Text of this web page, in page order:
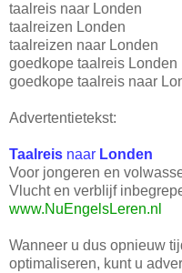
taalreis naar Londen
taalreizen Londen
taalreizen naar Londen
goedkope taalreis Londen
goedkope taalreis naar
Advertentietekst:
Taalreis naar Londen
Voor jongeren en
Vlucht en verblijf
www.NuEngelsLeren.nl
Wanneer u dus opnieuw
optimaliseren, kunt u